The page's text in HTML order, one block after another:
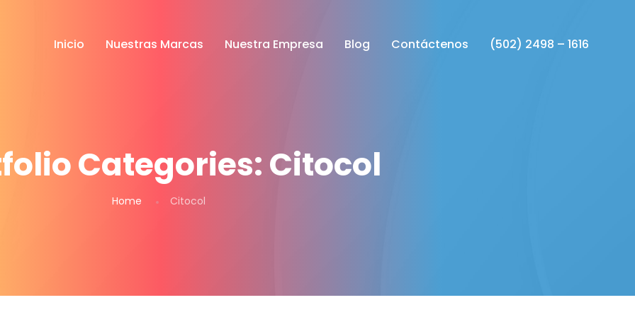
Inicio Nuestras Marcas Nuestra Empresa Blog Contáctenos (502) 2498 – 1616
Categories:Citocol
Home Citocol